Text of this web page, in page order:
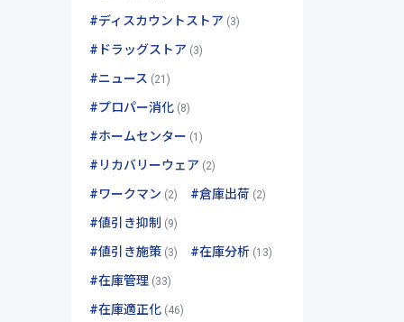
#ディスカウントストア (3)
#ドラッグストア (3)
#ニュース (21)
#プロパー消化(8)
#ホームセンター (1)
#リカバリーウェア (2)
#ワークマン (2) #倉庫出荷 (2)
#値引き抑制 (9)
#値引き施策(3) #在庫分析(13)
#在庫管理(33)
#在庫適正化(46)